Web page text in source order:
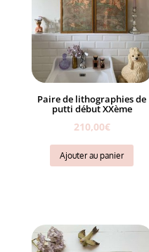
Paire de lithographies de
putti début XXème
210,00€
Ajouter au panier